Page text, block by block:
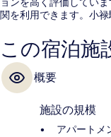
関を利用できます。小禄
この宿泊施
概要
施設の規模
アパートメ